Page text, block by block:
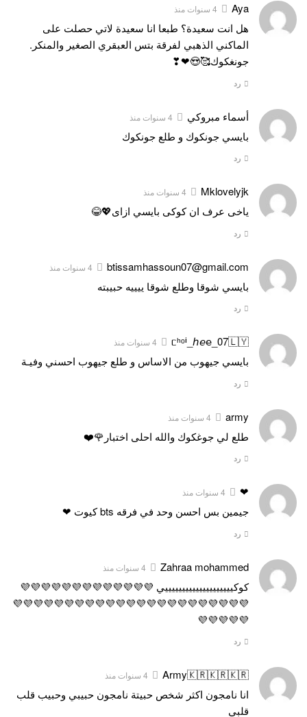
Aya 4 سنوات منذ
هل انت سعيدة؟ طبعا انا سعيدة لاتي حصلت على
الماكني الذهبي لفرقة بتس العبقري الصغير والمنكر.
جونغكوك🥰😍❤❣
رد
أسماء مبروكي 4 سنوات منذ
بايسي جونكوك و طلع جونكوك
رد
Mklovelyjk 4 سنوات منذ
ياخى عرف ان كوكى بايسي ازاى💖😂
رد
btissamhassoun07@gmail.com 4 سنوات منذ
بايسي شوقا وطلع شوقا ييييه حبيبته
رد
ᥴʰᵒⁱ_ℎ𝘦𝖾_07🇱🇾 4 سنوات منذ
بايسي جيهوب من الاساس و طلع جيهوب احسني وفيـة
رد
army 4 سنوات منذ
طلع لي جوغكوك والله احلى اختبار🌹⁦❤️⁩
رد
❤ 4 سنوات منذ
جيمين بس احسن وحد في فرقه bts كيوت ❤
رد
Zahraa mohammed 4 سنوات منذ
كوكييييييييييييييييييييي 💜💜💜💜💜💜💜💜💜💜💜💜💜
💜💜💜💜💜💜💜💜💜💜💜💜💜💜💜💜💜💜💜💜💜💜💜
💜💜💜💜💜
رد
Army🇰🇷🇰🇷🇰🇷 4 سنوات منذ
انا نامجون اكثر شخص حبيتة نامجون حبيبي وحبيب قلب
قلبي